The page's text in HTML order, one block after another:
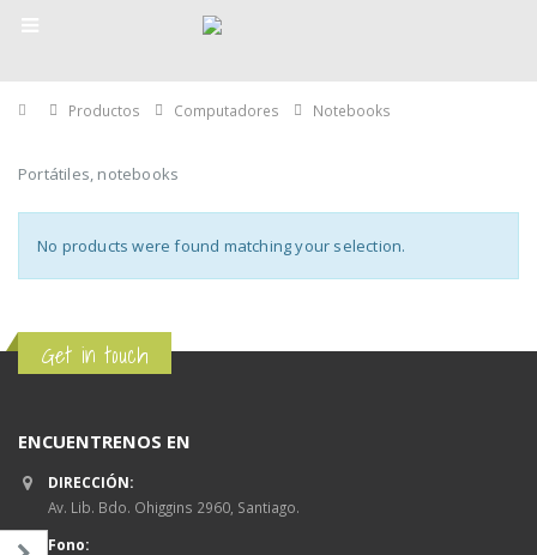
Home
Productos Computadores Notebooks
Portátiles, notebooks
No products were found matching your selection.
Get in touch
ENCUENTRENOS EN
DIRECCIÓN:
Av. Lib. Bdo. Ohiggins 2960, Santiago.
Fono: